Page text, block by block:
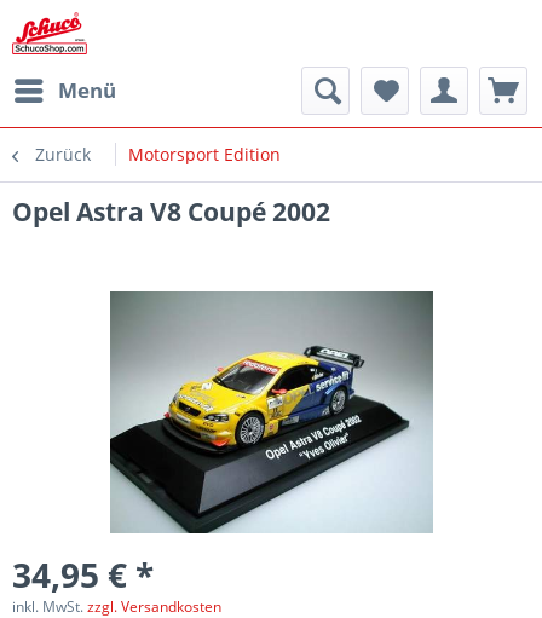
Menü
Zurück Motorsport Edition
Opel Astra V8 Coupé 2002
34,95 € *
inkl. MwSt.zzgl. Versandkosten